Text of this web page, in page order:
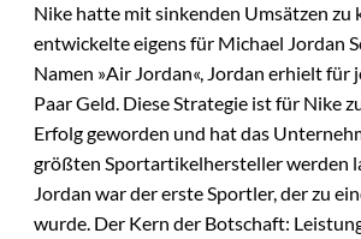
Nike hatte mit sinkenden Umsätzen zu
entwickelte eigens für Michael Jordan
Namen »Air Jordan«, Jordan erhielt für
Paar Geld. Diese Strategie ist für Nike
Erfolg geworden und hat das
größten Sportartikelhersteller werden
Jordan war der erste Sportler, der zu
wurde. Der Kern der Botschaft: